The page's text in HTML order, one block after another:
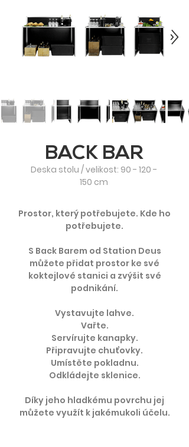
BACK BAR
Deska stolu / velikost: 90 - 120 -
150 cm
Prostor, který potřebujete. Kde ho
potřebujete.
S Back Barem od Station Deus
můžete přidat prostor ke své
koktejlové stanici a zvýšit své
podnikání.
Vystavujte lahve.
Vařte.
Servírujte kanapky.
Připravujte chuťovky.
Umístěte pokladnu.
Odkládejte sklenice.
Díky jeho hladkému povrchu jej
můžete využít k jakémukoli účelu.